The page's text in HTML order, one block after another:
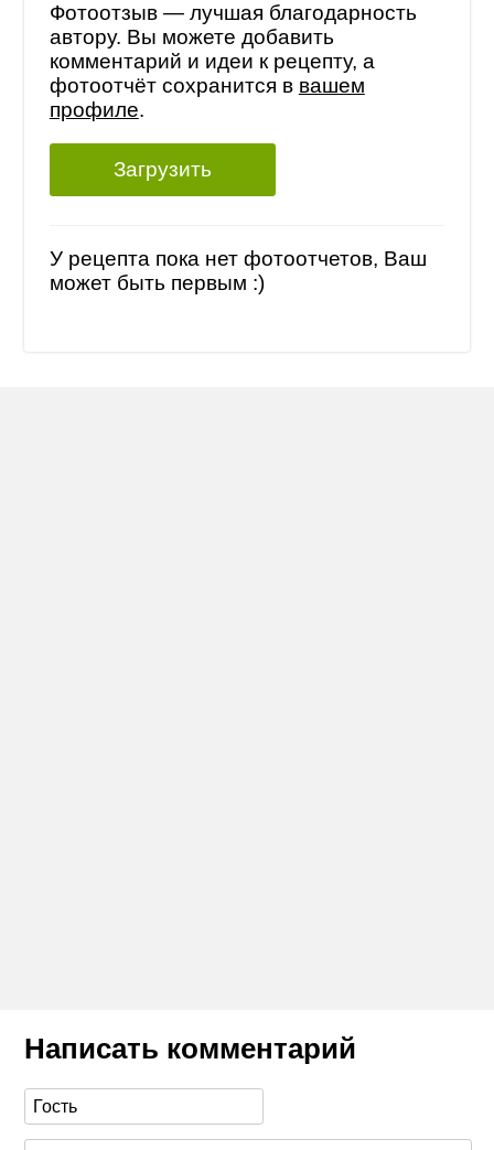
Фотоотзыв — лучшая благодарность
автору. Вы можете добавить
комментарий и идеи к рецепту, а
фотоотчёт сохранится в вашем
профиле.
Загрузить
У рецепта пока нет фотоотчетов, Ваш
может быть первым :)
Написать комментарий